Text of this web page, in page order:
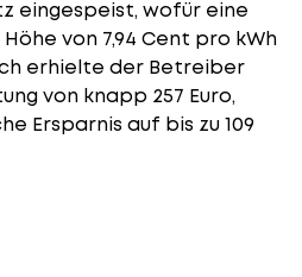
eingespeist, wofür eine
von 7,94 Cent pro kWh
erhielte der Betreiber
von knapp 257 Euro,
Ersparnis auf bis zu 109